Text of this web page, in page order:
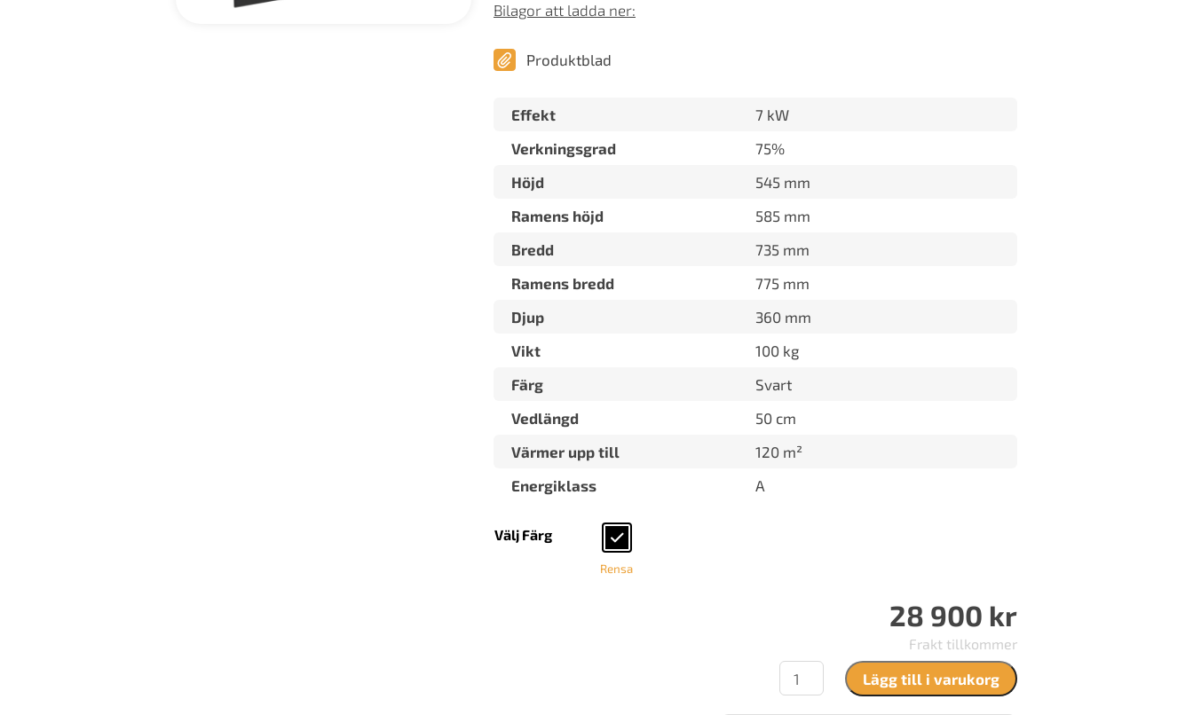
Bilagor att ladda ner:
Produktblad
Effekt
7 kW
Verkningsgrad
75%
Höjd
545 mm
Ramens höjd
585 mm
Bredd
735 mm
Ramens bredd
775 mm
Djup
360 mm
Vikt
100 kg
Färg
Svart
Vedlängd
50 cm
Värmer upp till
120 m²
Energiklass
A
Välj Färg
Rensa
28 900 kr
Frakt tillkommer
Contura
i7G
Lägg till i varukorg